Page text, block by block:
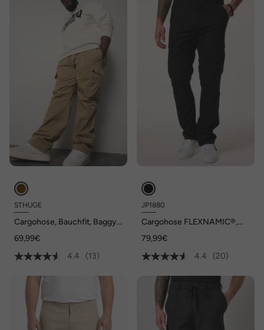
STHUGE
Cargohose, Bauchfit, Baggy
69,99€
4.4
(13)
JP1880
Cargohose FLEXNAMIC®,
Taschen, bis Gr. 72
79,99€
4.4
(20)